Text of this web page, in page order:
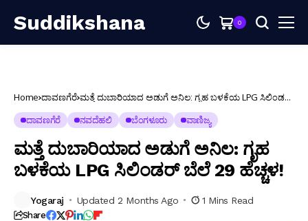
Suddikshana 0
Home ದಾವಣಗೆರೆ ಮತ್ತೆ ದುಬಾರಿಯಾದ ಅಡುಗೆ ಅನಿಲ: ಗೃಹ ಬಳಕೆಯ LPG ಸಿಲಿಂಡರ್
ದಾವಣಗೆರೆ ನವದೆಹಲಿ ಬೆಂಗಳೂರು ವಾಣಿಜ್ಯ
ಮತ್ತೆ ದುಬಾರಿಯಾದ ಅಡುಗೆ ಅನಿಲ: ಗೃಹ
ಬಳಕೆಯ LPG ಸಿಲಿಂಡರ್ ಬೆಲೆ ₹29 ಹೆಚ್ಚಳ!
Yogaraj Updated 2 Months Ago 1 Mins Read
Share